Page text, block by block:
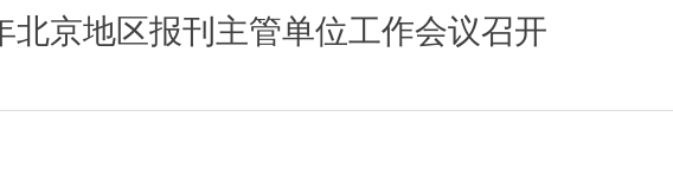
北京地区报刊主管单位工作会议召开